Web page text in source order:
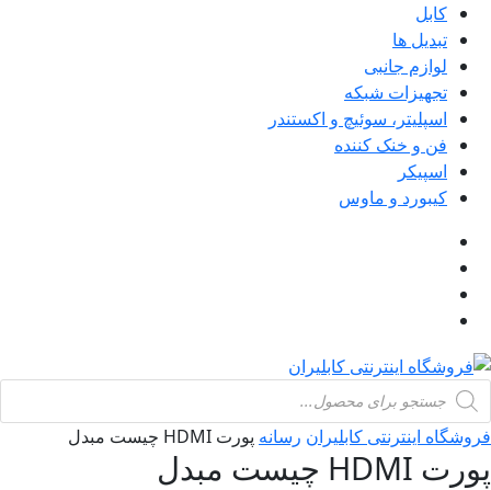
کابل
تبدیل ها
لوازم جانبی
تجهیزات شبکه
اسپلیتر، سوئیچ و اکستندر
فن و خنک کننده
اسپیکر
کیبورد و ماوس
Products
search
فروشگاه اینترنتی کابلیران رسانه پورت HDMI چیست مبدل
پورت HDMI چیست مبدل